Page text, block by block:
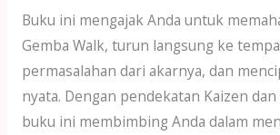
Buku ini mengajak Anda untuk
Gemba Walk, turun langsung ke
permasalahan dari akarnya, dan
nyata. Dengan pendekatan Kaizen dan
buku ini membimbing Anda dalam